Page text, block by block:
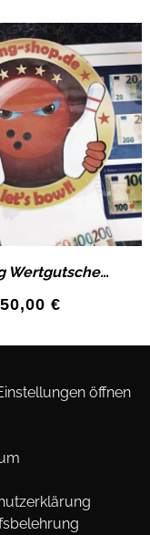
Bowling Wertgutschein 50€ als Geschenk-Idee!
50,00 €
öffnen